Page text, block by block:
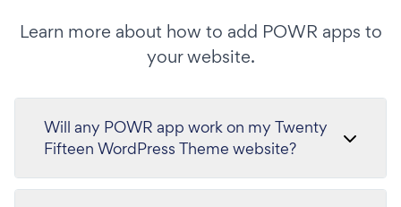
Learn more about how to add POWR apps to
your website.
Will any POWR app work on my Twenty
Fifteen WordPress Theme website?